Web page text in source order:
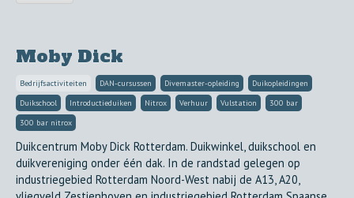
Moby Dick
Bedrijfsactiviteiten DAN-cursussen Divemaster-opleiding
Duikopleidingen
Duikschool
Introductieduiken Nitrox Verhuur Vulstation
300 bar
300 bar nitrox
Duikcentrum Moby Dick Rotterdam. Duikwinkel, duikschool en
duikvereniging onder één dak. In de randstad gelegen op
industriegebied Rotterdam Noord-West nabij de A13, A20,